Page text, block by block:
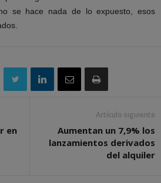
se hace nada de lo expuesto, esos
en
Artículo siguiente
Aumentan un 7,9% los
lanzamientos derivados
del alquiler